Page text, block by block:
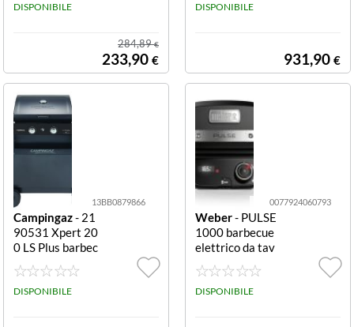
go
DISPONIBILE
284,89€
233,90 €
DISPONIBILE
931,90 €
13BB0879866
Campingaz- 21
90531 Xpert 20
0 LS Plus barbec
ue gas 2 fuochi n
ero Xpert 200 L
S Plus Rocky Ba
DISPONIBILE
0077924060793
Weber- PULSE
1000 barbecue
elettrico da tav
olo nero Quando
la tecnologia int
elligente si fond
DISPONIBILE